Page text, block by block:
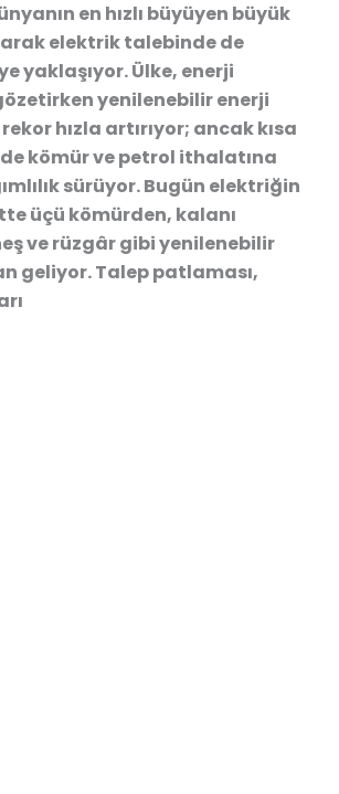
en hızlı büyüyen büyük
elektrik talebinde de
yaklaşıyor. Ülke, enerji
yenilenebilir enerji
hızla artırıyor; ancak kısa
kömür ve petrol ithalatına
sürüyor. Bugün elektriğin
üçü kömürden, kalanı
ve rüzgâr gibi yenilenebilir
geliyor. Talep patlaması,